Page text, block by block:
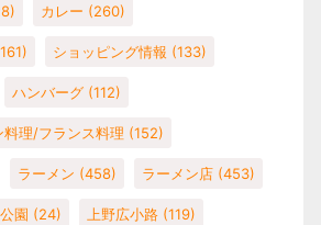
カレー (260)
ショッピング情報 (133)
ハンバーグ (112)
理/フランス料理 (152)
ラーメン (458) ラーメン店 (453)
園 (24) 上野広小路 (119)